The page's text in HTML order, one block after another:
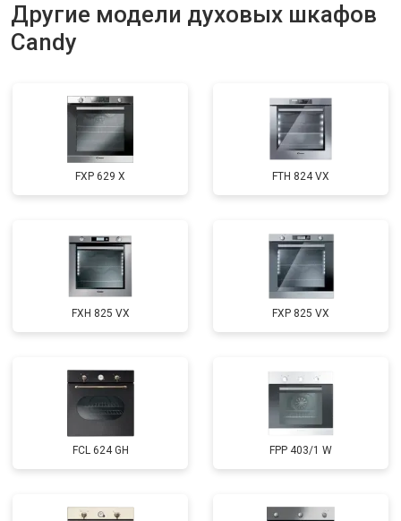
Другие модели духовых шкафов
Candy
FXP 629 X FTH 824 VX
FXH 825 VX FXP 825 VX
FCL 624 GH FPP 403/1 W